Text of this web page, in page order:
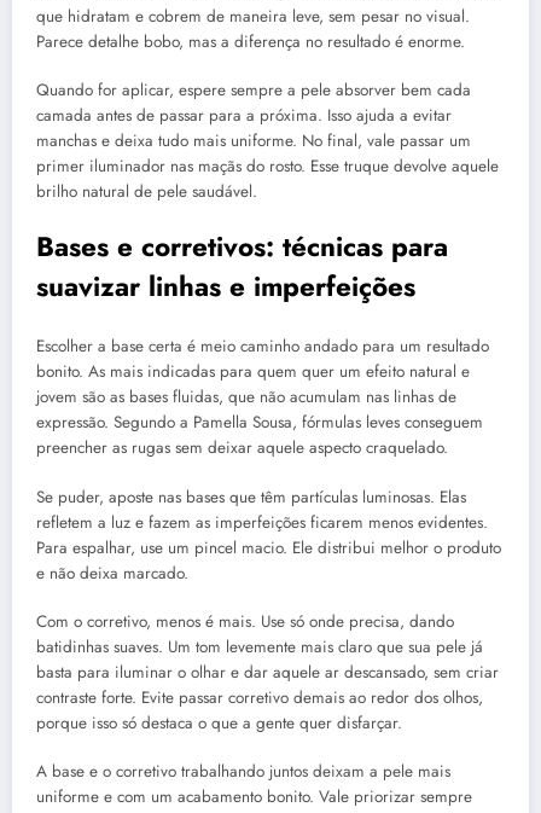
que hidratam e cobrem de maneira leve, sem pesar no visual.
Parece detalhe bobo, mas a diferença no resultado é enorme.
Quando for aplicar, espere sempre a pele absorver bem cada
camada antes de passar para a próxima. Isso ajuda a evitar
manchas e deixa tudo mais uniforme. No final, vale passar um
primer iluminador nas maçãs do rosto. Esse truque devolve aquele
brilho natural de pele saudável.
Bases e corretivos: técnicas para
suavizar linhas e imperfeições
Escolher a base certa é meio caminho andado para um resultado
bonito. As mais indicadas para quem quer um efeito natural e
jovem são as bases fluidas, que não acumulam nas linhas de
expressão. Segundo a Pamella Sousa, fórmulas leves conseguem
preencher as rugas sem deixar aquele aspecto craquelado.
Se puder, aposte nas bases que têm partículas luminosas. Elas
refletem a luz e fazem as imperfeições ficarem menos evidentes.
Para espalhar, use um pincel macio. Ele distribui melhor o produto
e não deixa marcado.
Com o corretivo, menos é mais. Use só onde precisa, dando
batidinhas suaves. Um tom levemente mais claro que sua pele já
basta para iluminar o olhar e dar aquele ar descansado, sem criar
contraste forte. Evite passar corretivo demais ao redor dos olhos,
porque isso só destaca o que a gente quer disfarçar.
A base e o corretivo trabalhando juntos deixam a pele mais
uniforme e com um acabamento bonito. Vale priorizar sempre